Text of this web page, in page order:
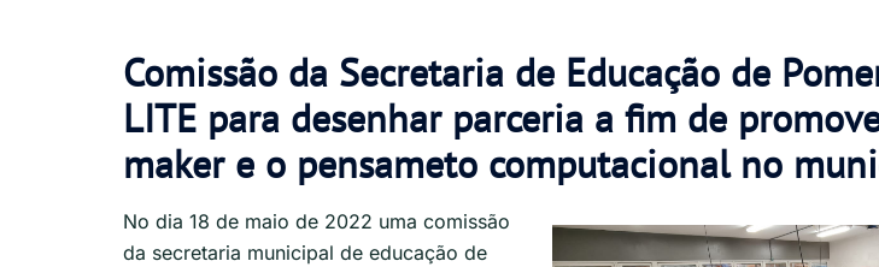
Comissão da Secretaria de Educação de
LITE para desenhar parceria a fim de
maker e o pensameto computacional no
No dia 18 de maio de 2022 uma comissão
da secretaria municipal de educação de